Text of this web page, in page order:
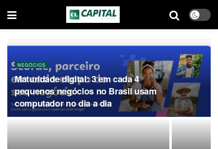
NEGÓCIOS
Maturidade digital: 3 em cada 4
pequenos negócios no Brasil usam
computador no dia a dia